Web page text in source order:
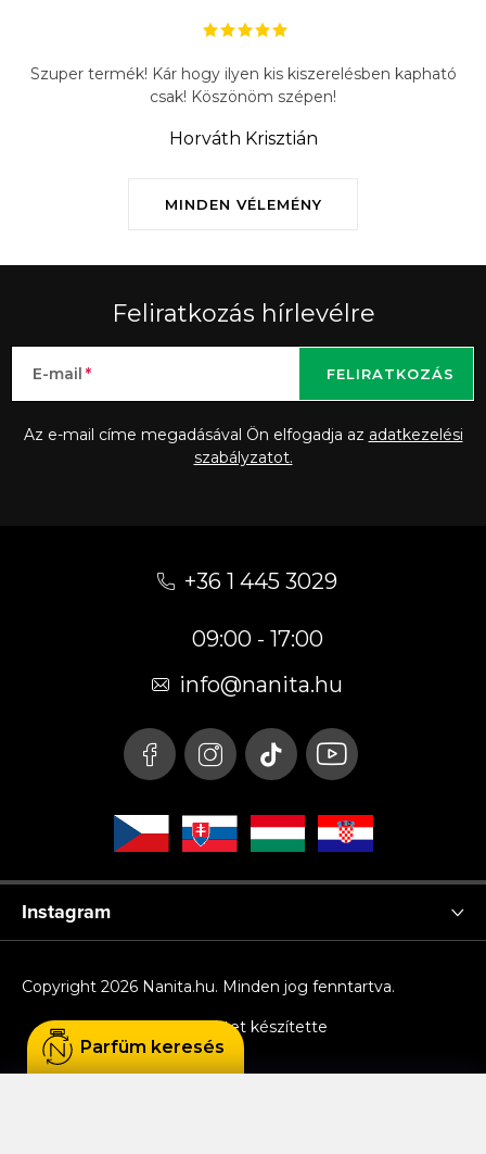
MINDEN VÉLEMÉNY
Szuper termék! Kár hogy ilyen kis kiszerelésben kapható
csak! Köszönöm szépen!
Horváth Krisztián
Feliratkozás hírlevélre
E-mail
Az e-mail címe megadásával Ön elfogadja az adatkezelési
szabályzatot.
FELIRATKOZÁS
+36 1 445 3029
09:00 - 17:00
info@nanita.hu
Instagram
Shoptet készítette
Copyright 2026 Nanita.hu. Minden jog fenntartva.
Parfüm keresés